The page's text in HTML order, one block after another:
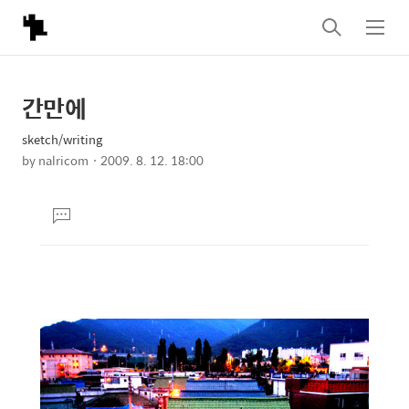
검
색
메
뉴
상
세
컨
본
문
제
목
간만에
sketch/writing
bynalricom 2009. 8. 12. 18:00
댓
글